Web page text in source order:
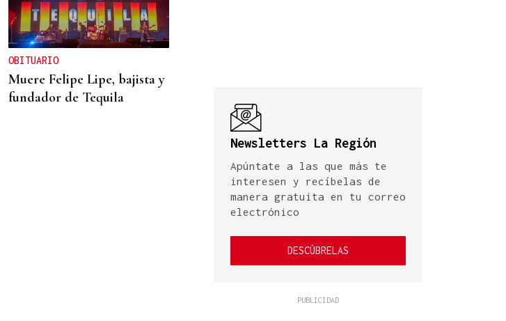
OBITUARIO
Muere Felipe Lipe, bajista y
fundador de Tequila
Newsletters La Región
Apúntate a las que más te
interesen y recíbelas de
manera gratuita en tu correo
electrónico
DESCÚBRELAS